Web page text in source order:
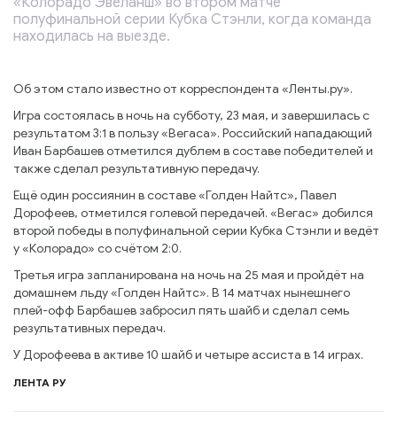
полуфинальной серии Кубка Стэнли, когда команда
находилась на выезде.
Об этом стало известно от корреспондента «Ленты.ру».
Игра состоялась в ночь на субботу, 23 мая, и завершилась с
результатом 3:1 в пользу «Вегаса». Российский нападающий
Иван Барбашев отметился дублем в составе победителей и
также сделал результативную передачу.
Ещё один россиянин в составе «Голден Найтс», Павел
Дорофеев, отметился голевой передачей. «Вегас» добился
второй победы в полуфинальной серии Кубка Стэнли и ведёт
у «Колорадо» со счётом 2:0.
Третья игра запланирована на ночь на 25 мая и пройдёт на
домашнем льду «Голден Найтс». В 14 матчах нынешнего
плей-офф Барбашев забросил пять шайб и сделал семь
результативных передач.
У Дорофеева в активе 10 шайб и четыре ассиста в 14 играх.
ЛЕНТА РУ